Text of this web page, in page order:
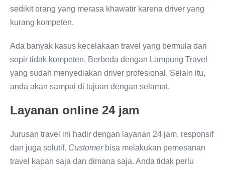
sedikit orang yang merasa khawatir karena driver yang
kurang kompeten.
Ada banyak kasus kecelakaan travel yang bermula dari
sopir tidak kompeten. Berbeda dengan Lampung Travel
yang sudah menyediakan driver profesional. Selain itu,
anda akan sampai di tujuan dengan selamat.
Layanan online 24 jam
Jurusan travel ini hadir dengan layanan 24 jam, responsif
dan juga solutif. Customerbisa melakukan pemesanan
travel kapan saja dan dimana saja. Anda tidak perlu